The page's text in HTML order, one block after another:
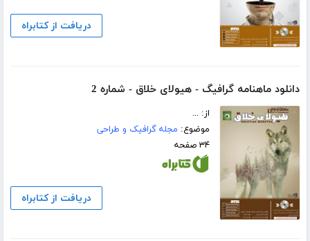
دریافت از کتابراه
دانلود ماهنامه گرافیگ - هیولای خلاق - شماره 2
از: ...
موضوع: مجله گرافیک و طراحی
۳۴ صفحه
دریافت از کتابراه